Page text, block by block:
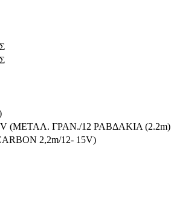
(ΜΕΤΑΛ. ΓΡΑΝ./12 ΡΑΒΔΑΚΙΑ (2.2m)
2,2m/12- 15V)